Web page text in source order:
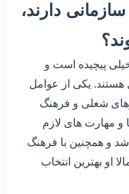
دارند،
پیچیده است و
هستند. یکی از عوامل
شغلی و فرهنگ
و مهارت های لازم
و همچنین با فرهنگ
او بهترین انتخاب